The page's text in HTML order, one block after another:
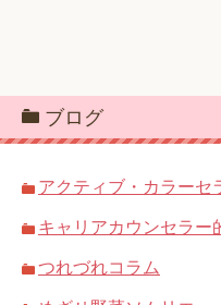
ブログ
アクティブ・カラーセ
キャリアカウンセラー
つれづれコラム